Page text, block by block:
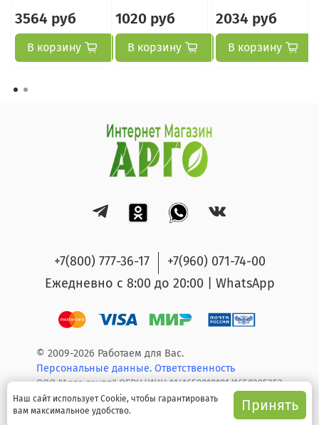
3564 руб
В корзину
1020 руб
В корзину
2034 руб
В корзину
+7(800) 777-36-17
+7(960) 071-74-00
Ежедневно с 8:00 до 20:00 | WhatsApp
© 2009-2026 Работаем для Вас.
Персональные данные. Ответственность
ООО "Арго групп" ОГРН/ИНН 1141650019191/1650295353
Наш сайт использует Cookie, чтобы гарантировать
вам максимальное удобство.
Принять